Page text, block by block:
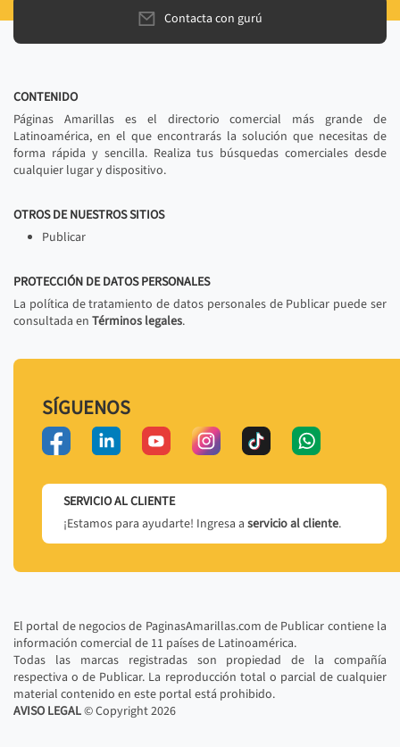
Contacta con gurú
CONTENIDO
Páginas Amarillas es el directorio comercial más grande de
Latinoamérica, en el que encontrarás la solución que necesitas de
forma rápida y sencilla. Realiza tus búsquedas comerciales desde
cualquier lugar y dispositivo.
OTROS DE NUESTROS SITIOS
Publicar
PROTECCIÓN DE DATOS PERSONALES
La política de tratamiento de datos personales de Publicar puede ser
consultada en Términos legales.
SÍGUENOS
SERVICIO AL CLIENTE
¡Estamos para ayudarte! Ingresa a servicio al cliente.
El portal de negocios de PaginasAmarillas.com de Publicar contiene la
información comercial de 11 países de Latinoamérica.
Todas las marcas registradas son propiedad de la compañía
respectiva o de Publicar. La reproducción total o parcial de cualquier
material contenido en este portal está prohibido.
AVISO LEGAL© Copyright2026